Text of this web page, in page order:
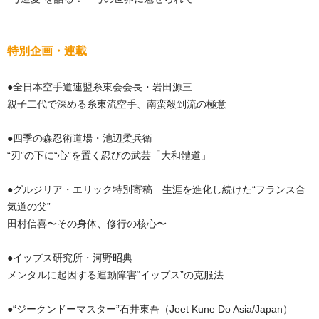
特別企画・連載
●全日本空手道連盟糸東会会長・岩田源三
親子二代で深める糸東流空手、南蛮殺到流の極意
●四季の森忍術道場・池辺柔兵衛
“刃”の下に“心”を置く忍びの武芸「大和體道」
●グルジリア・エリック特別寄稿 生涯を進化し続けた“フランス合
気道の父”
田村信喜〜その身体、修行の核心〜
●イップス研究所・河野昭典
メンタルに起因する運動障害“イップス”の克服法
●“ジークンドーマスター”石井東吾（Jeet Kune Do Asia/Japan）